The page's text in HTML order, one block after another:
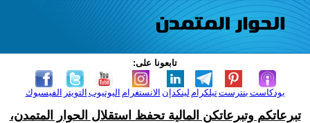
تابعونا على:
الفيسبوك التويتر اليوتيوب الانستغرام لينكدإن تيلكرامبنترست بودكاست
تبرعاتكم وتبرعاتكن المالية تحفظ استقلال الحوار المتمدن،